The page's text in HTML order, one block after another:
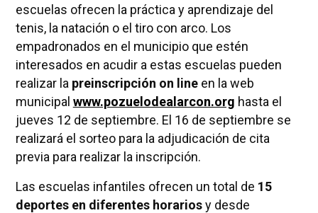
escuelas ofrecen la práctica y aprendizaje del
tenis, la natación o el tiro con arco. Los
empadronados en el municipio que estén
interesados en acudir a estas escuelas pueden
realizar la preinscripción on lineen la web
municipal www.pozuelodealarcon.org hasta el
jueves 12 de septiembre. El 16 de septiembre se
realizará el sorteo para la adjudicación de cita
previa para realizar la inscripción.
Las escuelas infantiles ofrecen un total de 15
deportes en diferentes horariosy desde